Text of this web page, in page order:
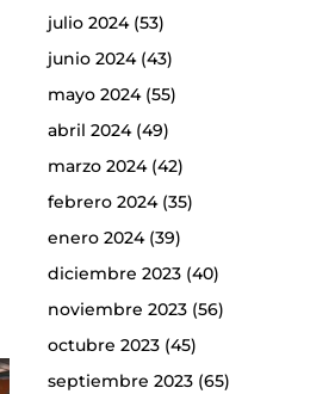
julio 2024(53)
junio 2024(43)
mayo 2024(55)
abril 2024(49)
marzo 2024(42)
febrero 2024(35)
enero 2024(39)
diciembre 2023(40)
noviembre 2023(56)
octubre 2023(45)
septiembre 2023(65)